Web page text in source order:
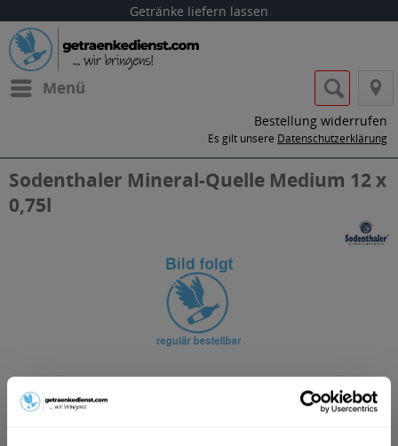
Getränke liefern lassen
Menü
Bestellung widerrufen
Es gilt unsere Datenschutzerklärung
Sodenthaler Mineral-Quelle Medium 12 x
0,75l